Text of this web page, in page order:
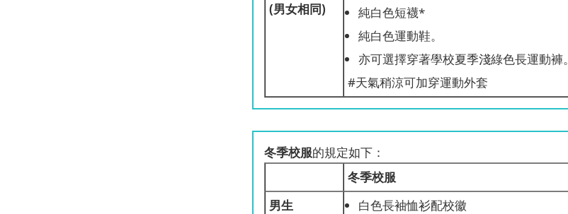
(男女相同)
純白色短襪*
純白色運動鞋。
亦可選擇穿著學校夏季淺綠色長運動褲。
#天氣稍涼可加穿運動外套
冬季校服的規定如下：
冬季校服
男生
白色長袖恤衫配校徽